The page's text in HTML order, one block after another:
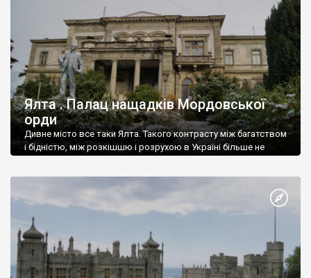
Ялта . Палац нащадків Мордовської
орди
Дивне місто все таки Ялта. Такого контрасту між багатством
і бідністю, між розкішшю і розрухою в Україні більше не